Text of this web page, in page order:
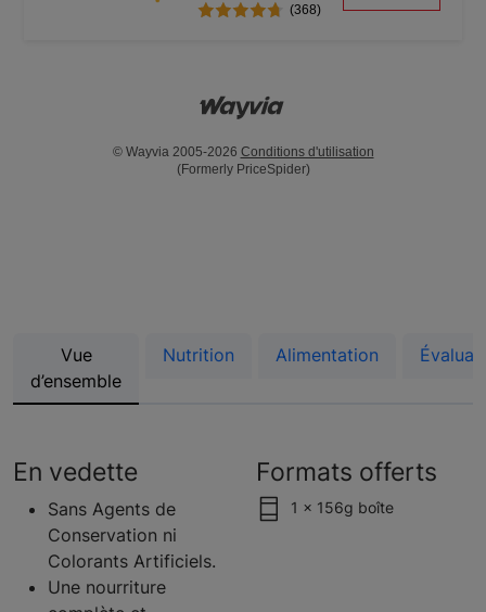
(368)
© Wayvia 2005-2026 Conditions d'utilisation
(Formerly PriceSpider)
Vue
d’ensemble
Nutrition Alimentation
En vedette
Sans Agents de
Conservation ni
Colorants Artificiels.
Une nourriture
Formats offerts
1 x 156g boîte